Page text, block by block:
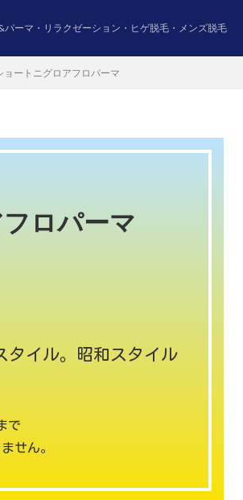
ーマ・リラクゼーション・ヒゲ脱毛・メンズ脱毛
ョートニグロアフロパーマ
ロパーマ
タイル。昭和スタイル
で
せん。